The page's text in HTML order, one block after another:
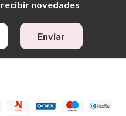
novedades
Enviar